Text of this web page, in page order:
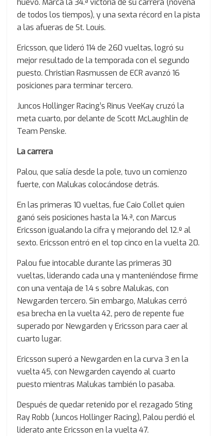
huevo. Marca la 34.ª victoria de su carrera (novena
de todos los tiempos), y una sexta récord en la pista
a las afueras de St. Louis.
Ericsson, que lideró 114 de 260 vueltas, logró su
mejor resultado de la temporada con el segundo
puesto. Christian Rasmussen de ECR avanzó 16
posiciones para terminar tercero.
Juncos Hollinger Racing’s Rinus VeeKay cruzó la
meta cuarto, por delante de Scott McLaughlin de
Team Penske.
La carrera
Palou, que salía desde la pole, tuvo un comienzo
fuerte, con Malukas colocándose detrás.
En las primeras 10 vueltas, fue Caio Collet quien
ganó seis posiciones hasta la 14.ª, con Marcus
Ericsson igualando la cifra y mejorando del 12.º al
sexto. Ericsson entró en el top cinco en la vuelta 20.
Palou fue intocable durante las primeras 30
vueltas, liderando cada una y manteniéndose firme
con una ventaja de 1.4 s sobre Malukas, con
Newgarden tercero. Sin embargo, Malukas cerró
esa brecha en la vuelta 42, pero de repente fue
superado por Newgarden y Ericsson para caer al
cuarto lugar.
Ericsson superó a Newgarden en la curva 3 en la
vuelta 45, con Newgarden cayendo al cuarto
puesto mientras Malukas también lo pasaba.
Después de quedar retenido por el rezagado Sting
Ray Robb (Juncos Hollinger Racing), Palou perdió el
liderato ante Ericsson en la vuelta 47.